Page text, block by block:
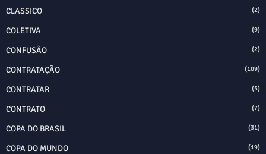
CLASSICO (2)
COLETIVA (9)
CONFUSÃO (2)
CONTRATAÇÃO (109)
CONTRATAR (5)
CONTRATO (7)
COPA DO BRASIL (31)
COPA DO MUNDO (19)